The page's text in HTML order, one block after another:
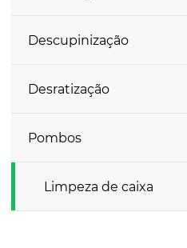
Descupinização
Desratização
Pombos
Limpeza de caixa